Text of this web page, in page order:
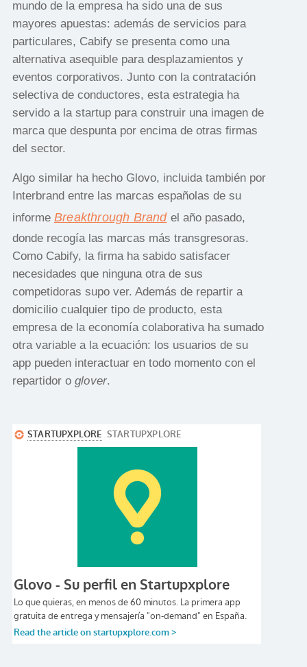
mundo de la empresa ha sido una de sus
mayores apuestas: además de servicios para
particulares, Cabify se presenta como una
alternativa asequible para desplazamientos y
eventos corporativos. Junto con la contratación
selectiva de conductores, esta estrategia ha
servido a la startup para construir una imagen de
marca que despunta por encima de otras firmas
del sector.
Algo similar ha hecho Glovo, incluida también por
Interbrand entre las marcas españolas de su
informe Breakthrough Brandel año pasado,
donde recogía las marcas más transgresoras.
Como Cabify, la firma ha sabido satisfacer
necesidades que ninguna otra de sus
competidoras supo ver. Además de repartir a
domicilio cualquier tipo de producto, esta
empresa de la economía colaborativa ha sumado
otra variable a la ecuación: los usuarios de su
app pueden interactuar en todo momento con el
repartidor o glover.